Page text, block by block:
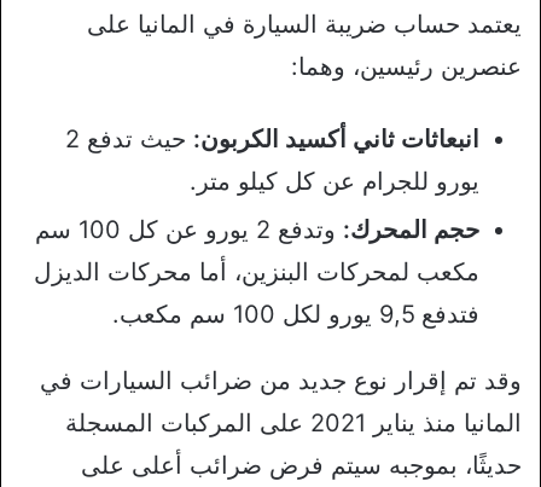
يعتمد حساب ضريبة السيارة في المانيا على
عنصرين رئيسين، وهما:
انبعاثات ثاني أكسيد الكربون:
حيث تدفع 2
يورو للجرام عن كل كيلو متر.
حجم المحرك:
وتدفع 2 يورو عن كل 100 سم
مكعب لمحركات البنزين، أما محركات الديزل
فتدفع 9,5 يورو لكل 100 سم مكعب.
وقد تم إقرار نوع جديد من ضرائب السيارات في
المانيا منذ يناير 2021 على المركبات المسجلة
حديثًا، بموجبه سيتم فرض ضرائب أعلى على